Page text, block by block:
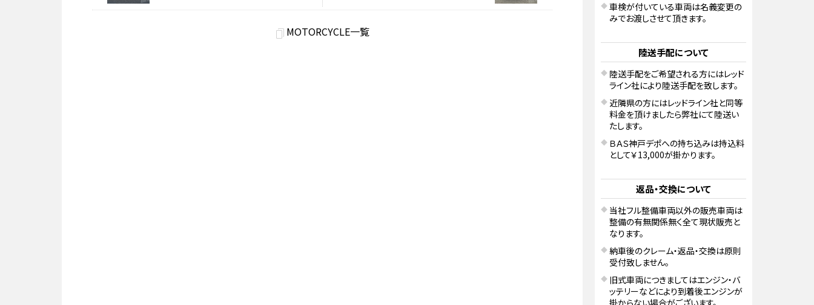
MOTORCYCLE一覧
車検が付いている車両は名義変更の
みでお渡しさせて頂きます。
陸送手配について
陸送手配をご希望される方にはレッド
ライン社により陸送手配を致します。
近隣県の方にはレッドライン社と同等
料金を頂けましたら弊社にて陸送い
たします。
ＢＡＳ神戸デポへの持ち込みは持込料
として￥13,000が掛かります。
返品・交換について
当社フル整備車両以外の販売車両は
整備の有無関係無く全て現状販売と
なります。
納車後のクレーム・返品・交換は原則
受付致しません。
旧式車両につきましてはエンジン・バ
ッテリーなどにより到着後エンジンが
掛からない場合がございます。